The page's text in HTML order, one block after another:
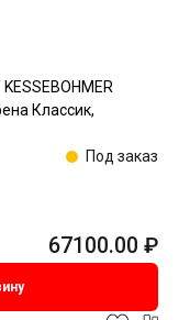
Классик,
Под заказ
67100.00 ₽